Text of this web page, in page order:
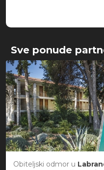
Sve ponude
Obiteljski odmor u